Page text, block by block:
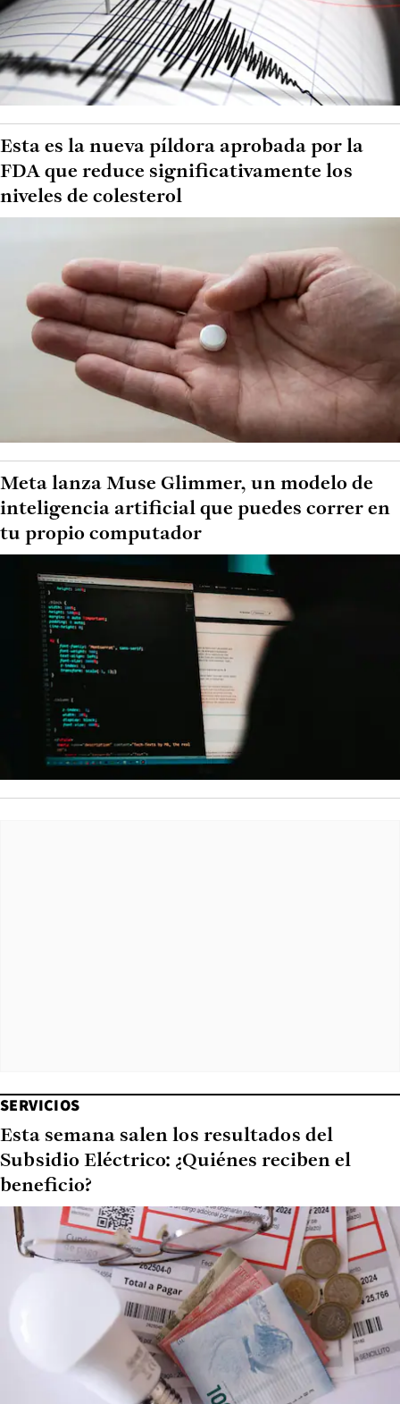
Esta es la nueva píldora aprobada por la
FDA que reduce significativamente los
niveles de colesterol
Meta lanza Muse Glimmer, un modelo de
inteligencia artificial que puedes correr en
tu propio computador
SERVICIOS
Esta semana salen los resultados del
Subsidio Eléctrico: ¿Quiénes reciben el
beneficio?